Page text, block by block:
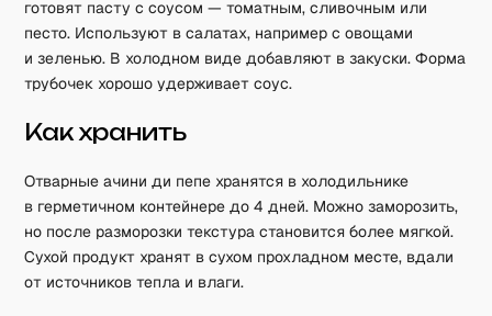
готовят пасту с соусом — томатным, сливочным или
песто. Используют в салатах, например с овощами
и зеленью. В холодном виде добавляют в закуски. Форма
трубочек хорошо удерживает соус.
Как хранить
Отварные ачини ди пепе хранятся в холодильнике
в герметичном контейнере до 4 дней. Можно заморозить,
но после разморозки текстура становится более мягкой.
Сухой продукт хранят в сухом прохладном месте, вдали
от источников тепла и влаги.